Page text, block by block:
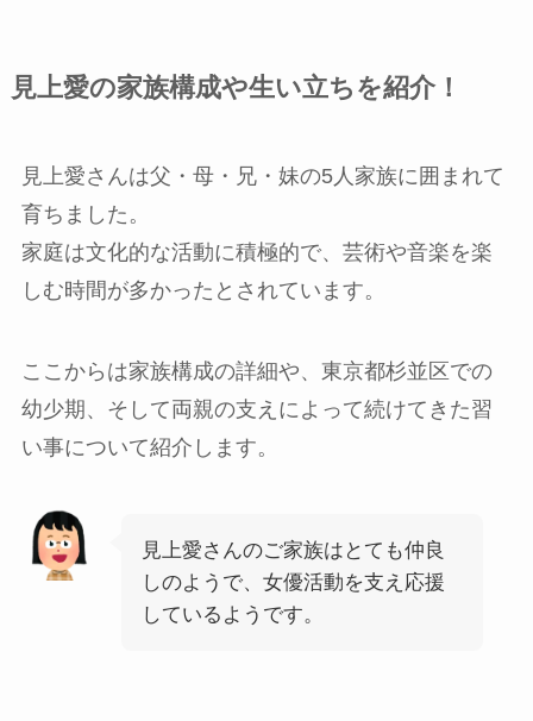
見上愛の家族構成や生い立ちを紹介！
見上愛さんは父・母・兄・妹の5人家族に囲まれて
育ちました。
家庭は文化的な活動に積極的で、芸術や音楽を楽
しむ時間が多かったとされています。
ここからは家族構成の詳細や、東京都杉並区での
幼少期、そして両親の支えによって続けてきた習
い事について紹介します。
見上愛さんのご家族はとても仲良
しのようで、女優活動を支え応援
しているようです。